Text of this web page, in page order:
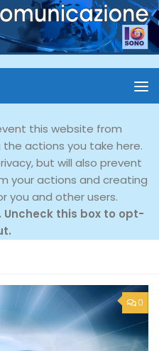
this website from
actions you take here.
but will also prevent
your actions and creating
you and other users.
this box to opt-
0